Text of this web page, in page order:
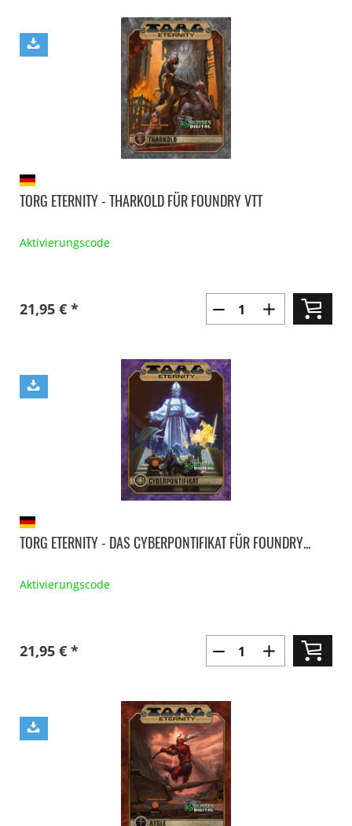
TORG ETERNITY - THARKOLD FÜR FOUNDRY VTT
Aktivierungscode
21,95 € *
TORG ETERNITY - DAS CYBERPONTIFIKAT FÜR FOUNDRY...
Aktivierungscode
21,95 € *